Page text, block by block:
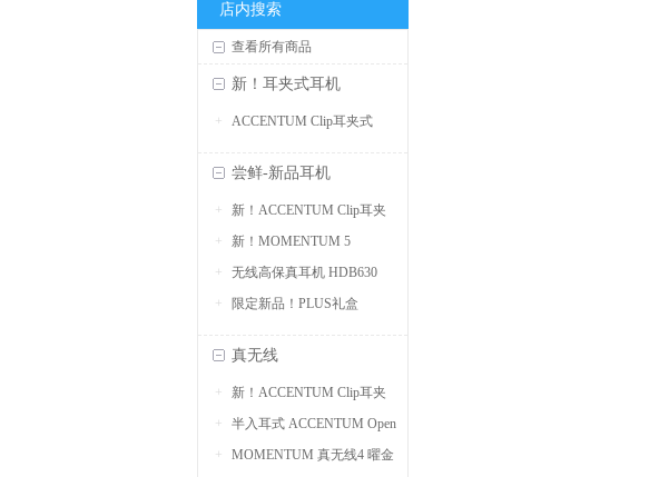
店内搜索
查看所有商品
新！耳夹式耳机
ACCENTUM Clip耳夹式
尝鲜-新品耳机
新！ACCENTUM Clip耳夹
式
新！MOMENTUM 5
无线高保真耳机 HDB630
限定新品！PLUS礼盒
真无线
新！ACCENTUM Clip耳夹
式
半入耳式 ACCENTUM Open
MOMENTUM 真无线4 曜金